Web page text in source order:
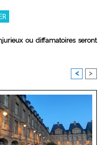
ou diffamatoires seront
< >